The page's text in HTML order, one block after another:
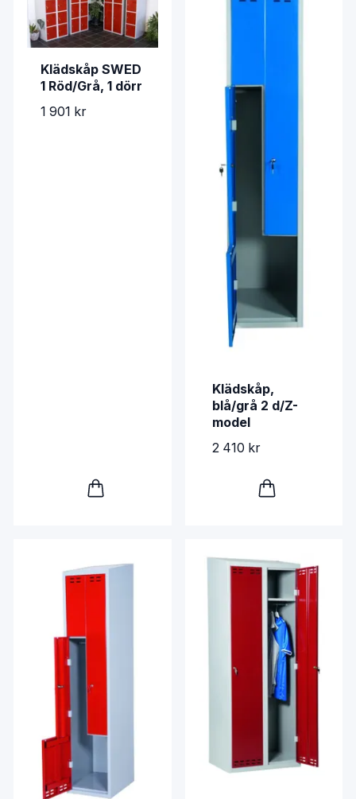
Klädskåp SWED
1 Röd/Grå, 1 dörr
1 901 kr
Klädskåp,
blå/grå 2 d/Z-
model
2 410 kr